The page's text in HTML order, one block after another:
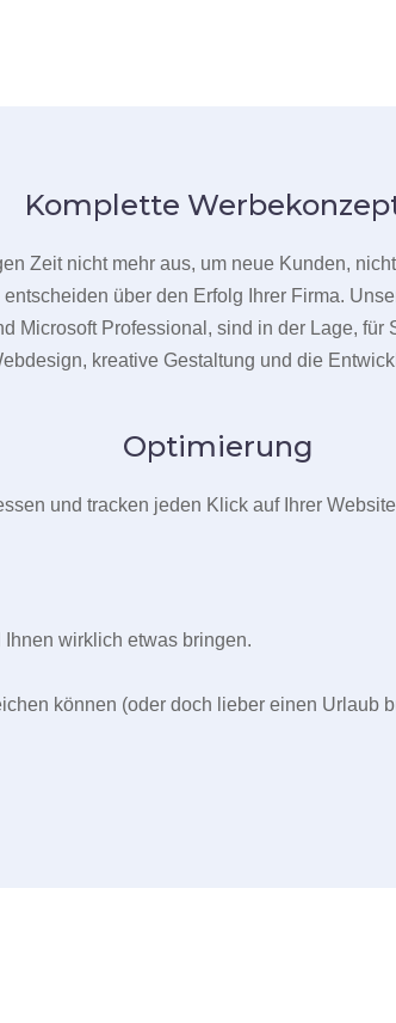
Komplette
Zeit nicht mehr aus, um neue Kunden,
über den Erfolg Ihrer Firma.
Microsoft Professional, sind in der Lage,
kreative Gestaltung und die
Optimierung
und tracken jeden Klick auf Ihrer
wirklich etwas bringen.
können (oder doch lieber einen Urlaub